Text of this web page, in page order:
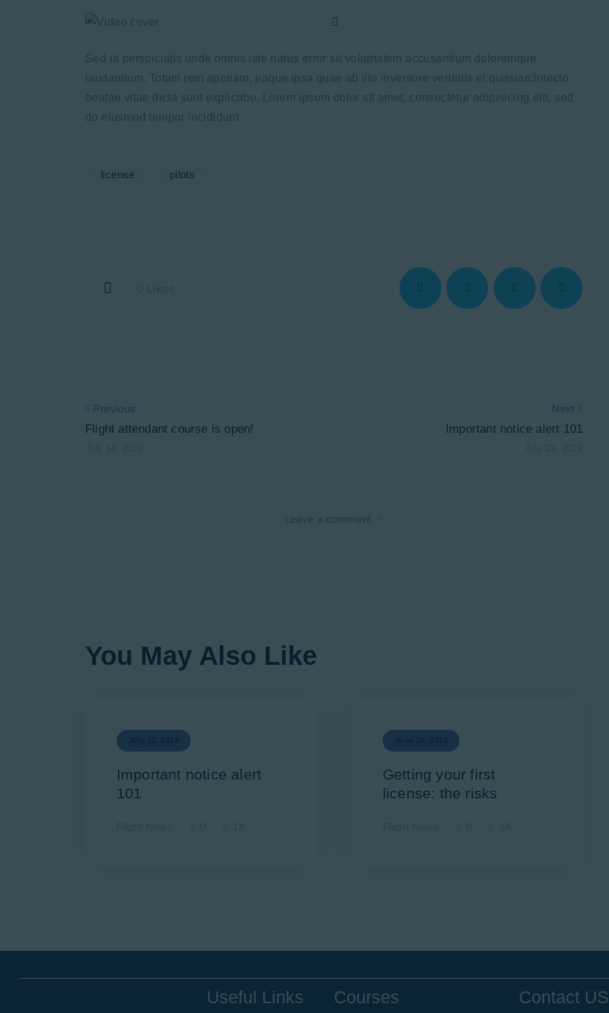
Sed ut perspiciatis unde omnis iste natus error sit voluptatem accusantium doloremque
laudantium. Totam rem aperiam, eaque ipsa quae ab illo inventore veritatis et quasiarchitecto
beatae vitae dicta sunt explicabo. Lorem ipsum dolor sit amet, consectetur adipisicing elit, sed
do eiusmod tempor incididunt.
license pilots
Previous
Flight attendant course is open!
Next
Important notice alert 101
Leave a comment
You May Also Like
July 22, 2019
Important notice alert
101
June 20, 2019
Getting your first
license: the risks
Useful Links Courses Contact US